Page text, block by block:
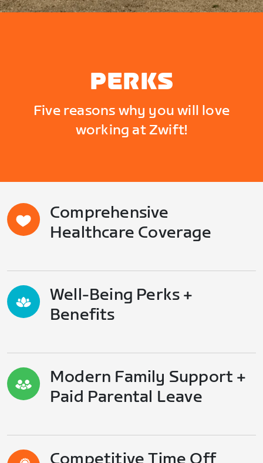
PERKS
Five reasons why you will love
working at Zwift!
Comprehensive
Healthcare Coverage
Well-Being Perks +
Benefits
Modern Family Support +
Paid Parental Leave